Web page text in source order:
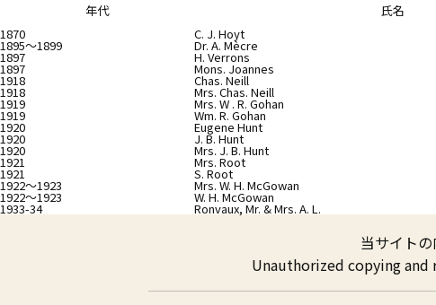
年代
氏名
1870 C. J. Hoyt
1895～1899 Dr. A. Mècre
1897 H. Verrons
1897 Mons. Joannes
1918 Chas. Neill
1918 Mrs. Chas. Neill
1919 Mrs. W . R. Gohan
1919 Wm. R. Gohan
1920 Eugene Hunt
1920 J. B. Hunt
1920 Mrs. J. B. Hunt
1921 Mrs. Root
1921 S. Root
1922～1923 Mrs. W. H. McGowan
1922～1923 W. H. McGowan
1933-34 Ronvaux, Mr. & Mrs. A. L.
当サイト
Unauthorized copying